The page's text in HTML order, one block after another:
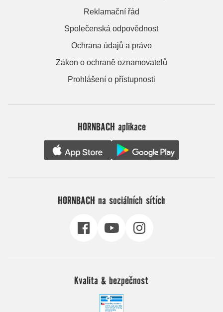
Reklamační řád
Společenská odpovědnost
Ochrana údajů a právo
Zákon o ochraně oznamovatelů
Prohlášení o přístupnosti
HORNBACH aplikace
HORNBACH na sociálních sítích
Kvalita & bezpečnost